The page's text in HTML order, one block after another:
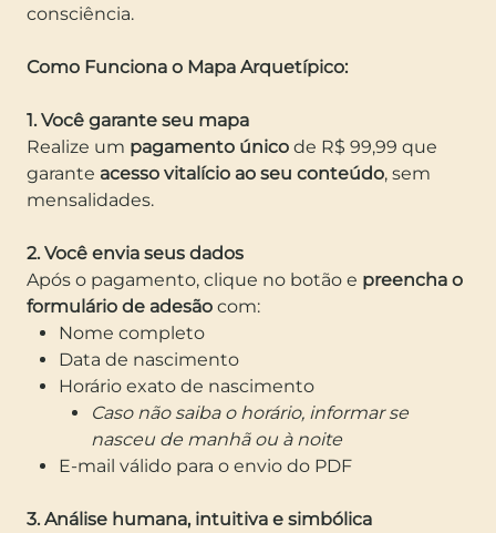
consciência.
Como Funciona o Mapa Arquetípico:
1. Você garante seu mapa
Realize um pagamento único de R$ 99,99 que
garante acesso vitalício ao seu conteúdo, sem
mensalidades.
2. Você envia seus dados
Após o pagamento, clique no botão e preencha o
formulário de adesão com:
Nome completo
Data de nascimento
Horário exato de nascimento
Caso não saiba o horário, informar se
nasceu de manhã ou à noite
E-mail válido para o envio do PDF
3. Análise humana, intuitiva e simbólica